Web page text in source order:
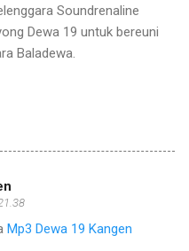
Soundrenaline
Dewa 19 untuk bereuni
Baladewa.
Mp3 Dewa 19 Kangen